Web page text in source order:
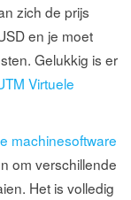
zich de prijs
en je moet
Gelukkig is er
Virtuele
machinesoftware
om verschillende
Het is volledig